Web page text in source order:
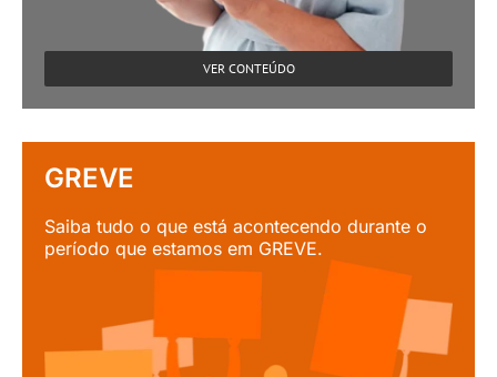
VER CONTEÚDO
GREVE
Saiba tudo o que está acontecendo durante o
período que estamos em GREVE.